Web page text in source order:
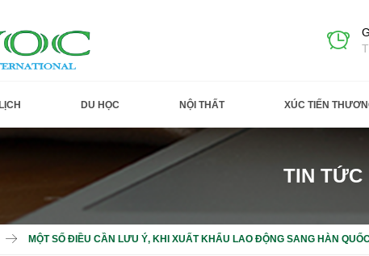
DU HỌC NỘI THẤT XÚC TIẾN
TIN TỨC
MỘT SỐ ĐIỀU CẦN LƯU Ý, KHI XUẤT KHẨU LAO ĐỘNG SANG HÀN